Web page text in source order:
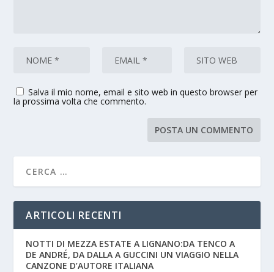
Salva il mio nome, email e sito web in questo browser per
la prossima volta che commento.
ARTICOLI RECENTI
NOTTI DI MEZZA ESTATE A LIGNANO:DA TENCO A
DE ANDRÉ, DA DALLA A GUCCINI UN VIAGGIO NELLA
CANZONE D’AUTORE ITALIANA